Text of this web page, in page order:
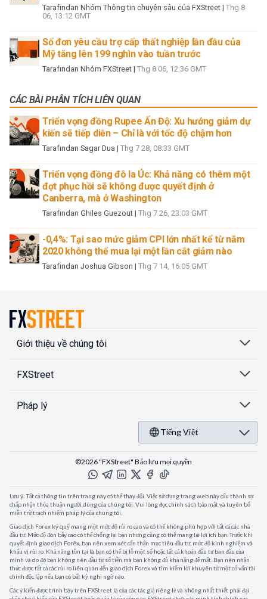
Tarafından Nhóm Thông tin chuyên sâu của FXStreet | Thg 8
06, 13:12 GMT
Số đơn yêu cầu trợ cấp thất nghiệp lần đầu của
Mỹ tăng lên 199 nghìn vào tuần trước
Tarafından Nhóm FXStreet | Thg 8 06, 12:36 GMT
CÁC BÀI PHÂN TÍCH LIÊN QUAN
Triển vọng đồng Rupee Ấn Độ: Xu hướng giảm dự
kiến sẽ tiếp diễn – Chỉ là với tốc độ chậm hơn
Tarafından Sagar Dua | Thg 7 28, 08:33 GMT
Triển vọng đồng đô la Úc: Khả năng có thêm một
đợt phục hồi sẽ không được quyết định ở
Canberra, mà ở Washington
Tarafından Ghiles Guezout | Thg 7 26, 23:03 GMT
-0,4%: Tại sao mức giảm CPI lớn nhất kể từ năm
2020 không thể mua lại một lần cắt giảm nào
Tarafından Joshua Gibson | Thg 7 14, 16:05 GMT
Giới thiệu về chúng tôi
FXStreet
Pháp lý
Tiếng Việt
©2026 "FXStreet" Bảo lưu mọi quyền
Lưu ý: Tất cả thông tin trên trang này có thể thay đổi. Việc sử dụng trang web này cấu thành sự
chấp nhận thỏa thuận người dùng của chúng tôi. Vui lòng đọc chính sách bảo mật và tuyên bố
miễn trừ trách nhiệm pháp lý của chúng tôi.
Giao dịch Forex ký quỹ mang một mức độ rủi ro cao và có thể không phù hợp với tất cả các nhà
đầu tư. Mức độ đòn bẩy cao có thể chống lại bạn nhưng cũng có thể mang lại lợi ích bạn. Trước khi
quyết định giao dịch Forêx, bạn nên xem xét cẩn thận mục tiêu đầu tư, mức độ kinh nghiệm và
khẩu vị rủi ro. Khả năng tồn tại là bạn có thể bị lỗ một số hoặc tất cả khoản đầu tư ban đầu của
mình và do đó bạn không nên đầu tư số tiền mà bạn không đủ khả năng để mất. Bạn nên nhận
thức được tất cả các rủi ro liên quan đến giao dịch Forex và tìm kiếm lời khuyên từ một cố vấn tài
chính độc lập nếu bạn có bất kỳ nghi ngờ nào.
Các ý kiến được trình bày trên FXStreet là của các tác giả riêng lẻ và không nhất thiết phải đại